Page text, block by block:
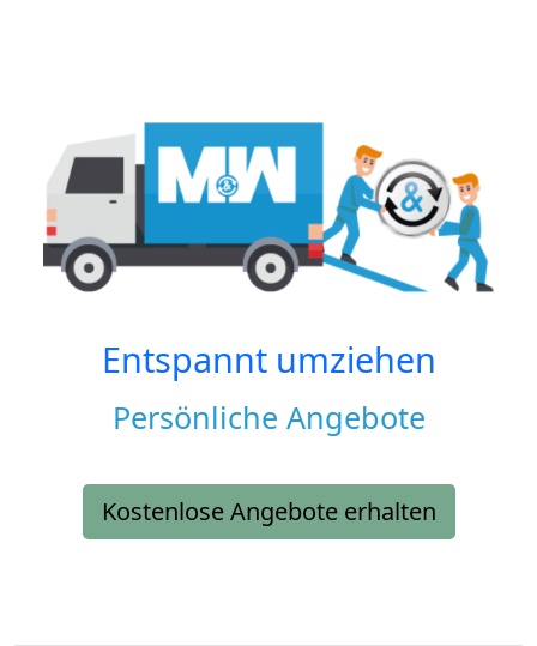
Entspannt umziehen
Persönliche Angebote
Kostenlose Angebote erhalten